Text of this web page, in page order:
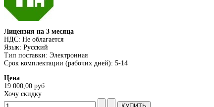
Лицензия на 3 месяца
НДС: Не облагается
Язык: Русский
Тип поставки: Электронная
Срок комплектации (рабочих дней): 5-14
Цена
19 000,00 руб
Хочу скидку